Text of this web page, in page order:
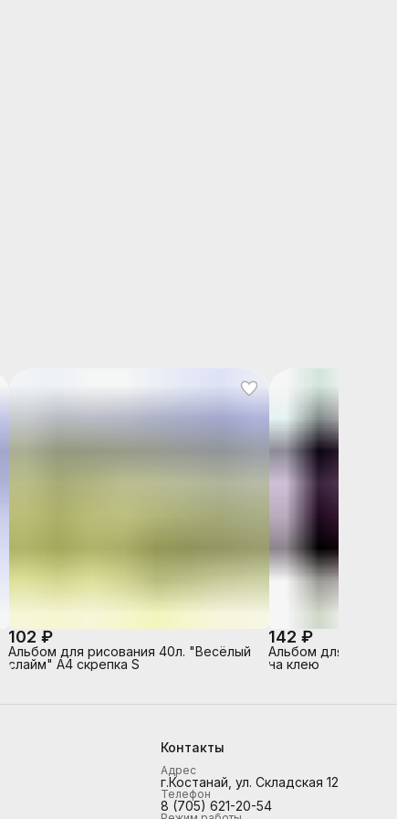
102 ₽
Альбом для рисования 40л. "Весёлый
слайм" А4 скрепка S
142 ₽
Альбом для
на клею
Контакты
Адрес
г.Костанай, ул. Складская 12
Телефон
8 (705) 621-20-54